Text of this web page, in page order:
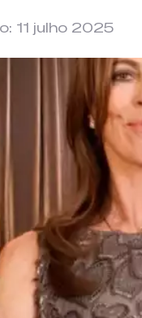
11 julho 2025